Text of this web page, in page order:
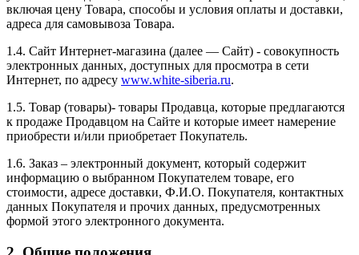
включая цену Товара, способы и условия оплаты и доставки,
адреса для самовывоза Товара.
1.4. Сайт Интернет-магазина (далее — Сайт) - совокупность
электронных данных, доступных для просмотра в сети
Интернет, по адресу www.white-siberia.ru.
1.5. Товар (товары)- товары Продавца, которые предлагаются
к продаже Продавцом на Сайте и которые имеет намерение
приобрести и/или приобретает Покупатель.
1.6. Заказ – электронный документ, который содержит
информацию о выбранном Покупателем товаре, его
стоимости, адресе доставки, Ф.И.О. Покупателя, контактных
данных Покупателя и прочих данных, предусмотренных
формой этого электронного документа.